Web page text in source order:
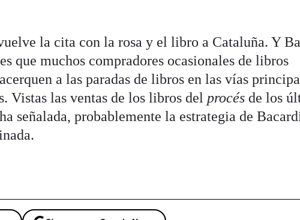
la cita con la rosa y el libro a Cataluña. Y
que muchos compradores ocasionales de libros
a las paradas de libros en las vías
Vistas las ventas de los libros del procésde los
señalada, probablemente la estrategia de